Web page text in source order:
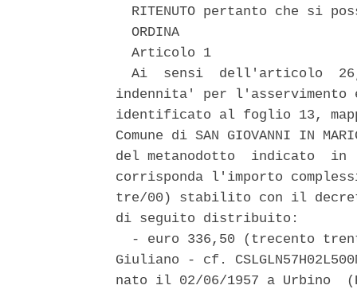
RITENUTO pertanto che si
  ORDINA
  Articolo 1
Ai  sensi  dell'articolo
indennita' per l'asservimento
identificato al foglio 13,
Comune di SAN GIOVANNI IN
del metanodotto  indicato  in
corrisponda l'importo
tre/00) stabilito con il
di seguito distribuito:
- euro 336,50 (trecento
Giuliano - cf.
nato il 02/06/1957 a Urbino